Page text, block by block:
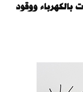
بالكهرباء ووقود